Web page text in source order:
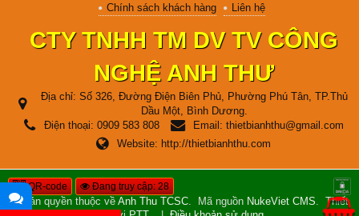
Chính sách khách hàng
Liên hệ
CTY TNHH TM DV TV CÔNG
NGHỆ ANH THƯ
Địa chỉ: Số 326, Đường Điện Biên Phủ, Phường Phú Tân, TP.Thủ
Dầu Một, Bình Dương.
Điện thoại: 0909 583 808 Email: thietbianhthu@gmail.com
Website: http://thietbianhthu.com
QR-code
Đang truy cập: 28
© Bản quyền thuộc về Anh Thu TCSC. Mã nguồn NukeViet CMS
Thiết